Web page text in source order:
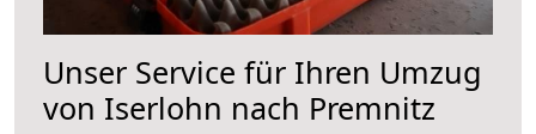
Unser Service für Ihren Umzug
von Iserlohn nach Premnitz